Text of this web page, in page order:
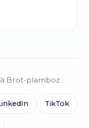
Brot-plamboz :
TikTok